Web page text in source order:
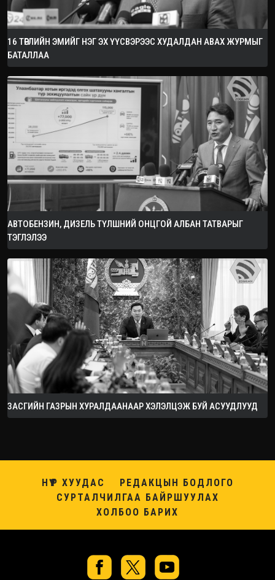
16 ТӨРЛИЙН ЭМИЙГ НЭГ ЭХ ҮҮСВЭРЭЭС ХУДАЛДАН АВАХ ЖУРМЫГ
БАТАЛЛАА
АВТОБЕНЗИН, ДИЗЕЛЬ ТҮЛШНИЙ ОНЦГОЙ АЛБАН ТАТВАРЫГ
ТЭГЛЭЛЭЭ
ЗАСГИЙН ГАЗРЫН ХУРАЛДААНААР ХЭЛЭЛЦЭЖ БУЙ АСУУДЛУУД
НҮҮР ХУУДАС
РЕДАКЦЫН БОДЛОГО
СУРТАЛЧИЛГАА БАЙРШУУЛАХ
ХОЛБОО БАРИХ